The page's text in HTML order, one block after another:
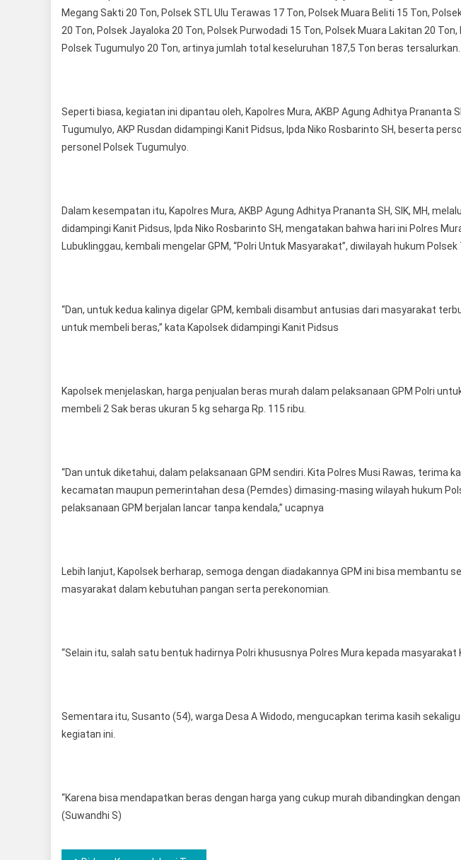
Megang Sakti 20 Ton, Polsek STL Ulu Terawas 17 Ton, Polsek Muara Beliti 15 Ton,
20 Ton, Polsek Jayaloka 20 Ton, Polsek Purwodadi 15 Ton, Polsek Muara Lakitan 20
Polsek Tugumulyo 20 Ton, artinya jumlah total keseluruhan 187,5 Ton beras tersalurkan.
Seperti biasa, kegiatan ini dipantau oleh, Kapolres Mura, AKBP Agung Adhitya Prananta
Tugumulyo, AKP Rusdan didampingi Kanit Pidsus, Ipda Niko Rosbarinto SH, beserta
personel Polsek Tugumulyo.
Dalam kesempatan itu, Kapolres Mura, AKBP Agung Adhitya Prananta SH, SIK, MH,
didampingi Kanit Pidsus, Ipda Niko Rosbarinto SH, mengatakan bahwa hari ini Polres
Lubuklinggau, kembali mengelar GPM, “Polri Untuk Masyarakat”, diwilayah hukum Polsek
“Dan, untuk kedua kalinya digelar GPM, kembali disambut antusias dari masyarakat
untuk membeli beras,” kata Kapolsek didampingi Kanit Pidsus
Kapolsek menjelaskan, harga penjualan beras murah dalam pelaksanaan GPM Polri
membeli 2 Sak beras ukuran 5 kg seharga Rp. 115 ribu.
“Dan untuk diketahui, dalam pelaksanaan GPM sendiri. Kita Polres Musi Rawas, terima
kecamatan maupun pemerintahan desa (Pemdes) dimasing-masing wilayah hukum
pelaksanaan GPM berjalan lancar tanpa kendala,” ucapnya
Lebih lanjut, Kapolsek berharap, semoga dengan diadakannya GPM ini bisa membantu
masyarakat dalam kebutuhan pangan serta perekonomian.
“Selain itu, salah satu bentuk hadirnya Polri khususnya Polres Mura kepada masyarakat
Sementara itu, Susanto (54), warga Desa A Widodo, mengucapkan terima kasih
kegiatan ini.
“Karena bisa mendapatkan beras dengan harga yang cukup murah dibandingkan
(Suwandhi S)